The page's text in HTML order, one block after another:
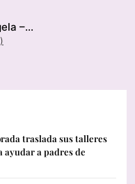
Arreglos de ropa Ángela – Modista
traslada sus talleres
a padres de